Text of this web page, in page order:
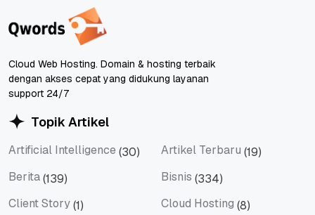
Cloud Web Hosting. Domain & hosting terbaik
dengan akses cepat yang didukung layanan
support 24/7
Topik Artikel
Artificial Intelligence (30) Artikel Terbaru (19)
Berita(139) Bisnis (334)
Client Story(1) Cloud Hosting (8)